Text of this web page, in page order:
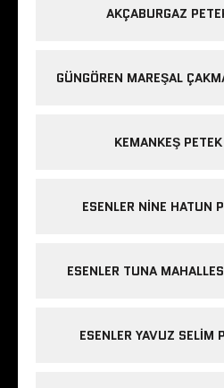
AKÇABURGAZ
GÜNGÖREN MAREŞAL
KEMANKEŞ
ESENLER NINE HATUN
ESENLER TUNA
ESENLER YAVUZ SELIM